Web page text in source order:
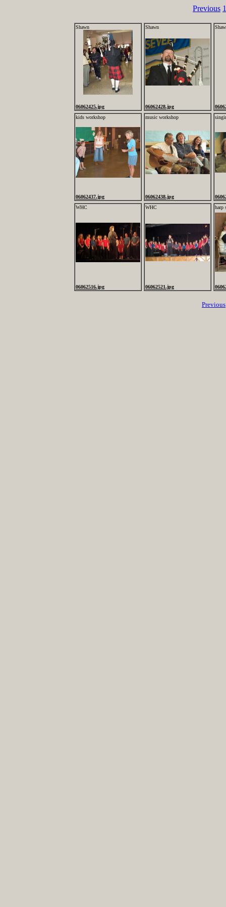
Previous 1
Shawn
06062425.jpg
Shawn
06062428.jpg
kids workshop
06062437.jpg
music workshop
06062438.jpg
WHC
06062516.jpg
WHC
06062521.jpg
harp
Previous